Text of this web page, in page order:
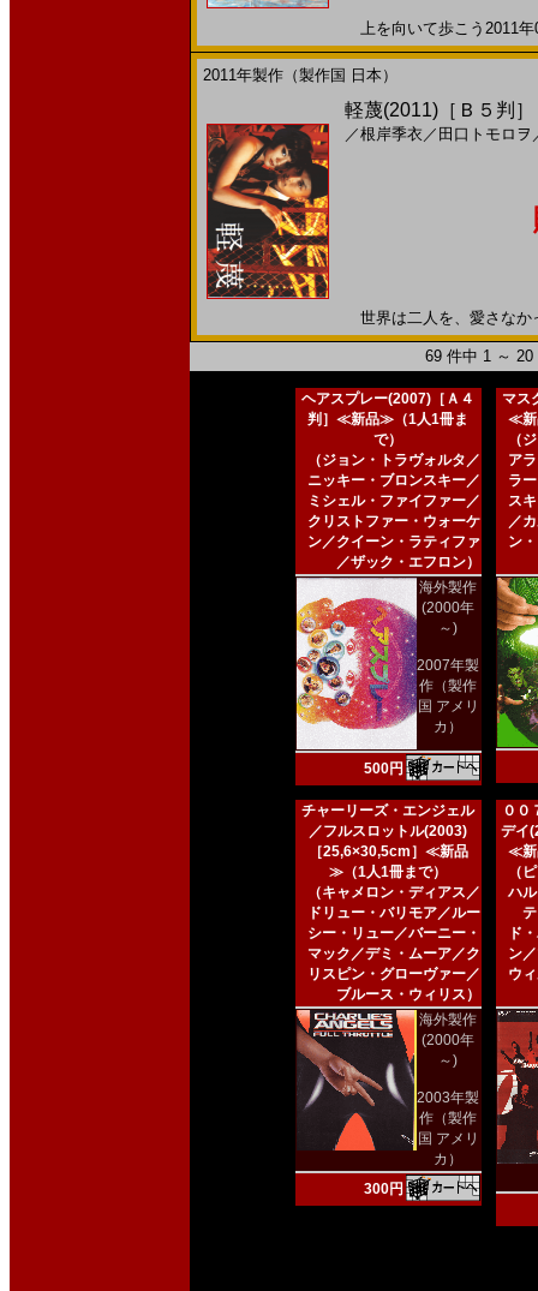
上を向いて歩こう2011
2011年製作（製作国 日本）
軽蔑(2011)［Ｂ５判］
／根岸季衣 ／ 田口トモロヲ
世界は二人を、愛さな
69 件中 1 ～
ヘアスプレー(2007)［Ａ４
判］≪新品≫（1人1冊ま
で）
（ジョン・トラヴォルタ／
ニッキー・ブロンスキー／
ミシェル・ファイファー／
クリストファー・ウォーケ
ン／クイーン・ラティファ
／ザック・エフロン）
海外製作
(2000年
～)
2007年製
作（製作
国 アメリ
カ）
500円
マス
≪新
（
ア
ラ
ス
／
ン
チャーリーズ・エンジェル
／フルスロットル(2003)
［25,6×30,5cm］≪新品
≫（1人1冊まで）
（キャメロン・ディアス／
ドリュー・バリモア／ルー
シー・リュー／バーニー・
マック／デミ・ムーア／ク
リスピン・グローヴァー／
ブルース・ウィリス）
海外製作
(2000年
～)
2003年製
作（製作
国 アメリ
カ）
300円
００
デイ
≪新
（
ハ
ド
ン
ウ